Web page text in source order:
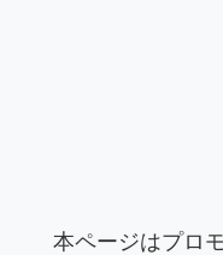
本ページはプロ